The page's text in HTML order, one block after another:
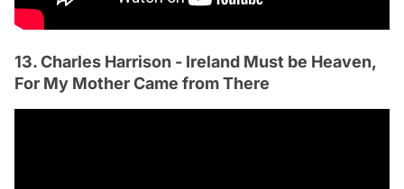
13. Charles Harrison - Ireland Must be Heaven,
For My Mother Came from There